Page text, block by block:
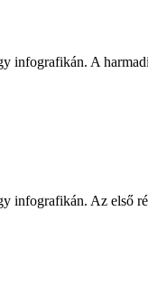
infografikán. A
Az első